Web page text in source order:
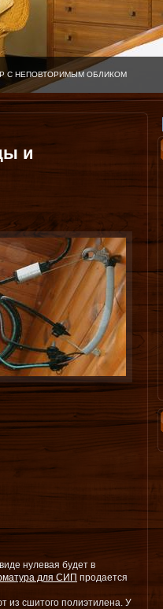
С НЕПОВТОРИМЫМ ОБЛИКОМ
и
нулевая будет в
для СИП продается
из сшитого полиэтилена. У